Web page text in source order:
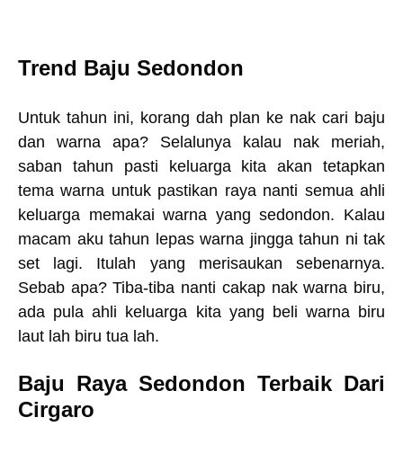
Trend Baju Sedondon
Untuk tahun ini, korang dah plan ke nak cari baju
dan warna apa? Selalunya kalau nak meriah,
saban tahun pasti keluarga kita akan tetapkan
tema warna untuk pastikan raya nanti semua ahli
keluarga memakai warna yang sedondon. Kalau
macam aku tahun lepas warna jingga tahun ni tak
set lagi. Itulah yang merisaukan sebenarnya.
Sebab apa? Tiba-tiba nanti cakap nak warna biru,
ada pula ahli keluarga kita yang beli warna biru
laut lah biru tua lah.
Baju Raya Sedondon Terbaik Dari
Cirgaro